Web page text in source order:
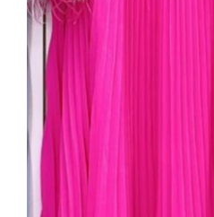
Taş Yaka Detaylı
Elbise – Tüy